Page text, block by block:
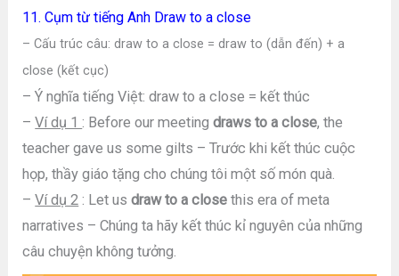
11. Cụm từ tiếng Anh Draw to a close
– Cấu trúc câu: draw to a close = draw to (dẫn đến) + a
close (kết cục)
– Ý nghĩa tiếng Việt: draw to a close = kết thúc
–Ví dụ 1: Before our meetingdraws to a close, the
teacher gave us some gilts – Trước khi kết thúc cuộc
họp, thầy giáo tặng cho chúng tôi một số món quà.
–Ví dụ 2 : Let usdraw to a close this era of meta
narratives – Chúng ta hãy kết thúc kỉ nguyên của những
câu chuyện không tưởng.